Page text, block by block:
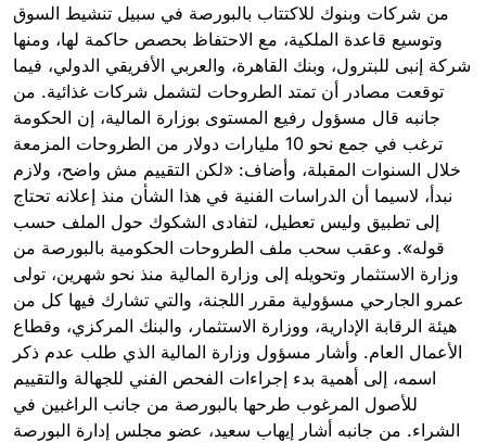
من شركات وبنوك للاكتتاب بالبورصة في سبيل تنشيط السوق
وتوسيع قاعدة الملكية، مع الاحتفاظ بحصص حاكمة لها، ومنها
شركة إنبى للبترول، وبنك القاهرة، والعربي الأفريقي الدولي، فيما
توقعت مصادر أن تمتد الطروحات لتشمل شركات غذائية. من
جانبه قال مسؤول رفيع المستوى بوزارة المالية، إن الحكومة
ترغب في جمع نحو 10 مليارات دولار من الطروحات المزمعة
خلال السنوات المقبلة، وأضاف: «لكن التقييم مش واضح، ولازم
نبدأ، لاسيما أن الدراسات الفنية في هذا الشأن منذ إعلانه تحتاج
إلى تطبيق وليس تعطيل، لتفادى الشكوك حول الملف حسب
قوله». وعقب سحب ملف الطروحات الحكومية بالبورصة من
وزارة الاستثمار وتحويله إلى وزارة المالية منذ نحو شهرين، تولى
عمرو الجارحي مسؤولية مقرر اللجنة، والتي تشارك فيها كل من
هيئة الرقابة الإدارية، ووزارة الاستثمار، والبنك المركزي، وقطاع
الأعمال العام. وأشار مسؤول وزارة المالية الذي طلب عدم ذكر
اسمه، إلى أهمية بدء إجراءات الفحص الفني للجهالة والتقييم
للأصول المرغوب طرحها بالبورصة من جانب الراغبين في
الشراء. من جانبه أشار إيهاب سعيد، عضو مجلس إدارة البورصة